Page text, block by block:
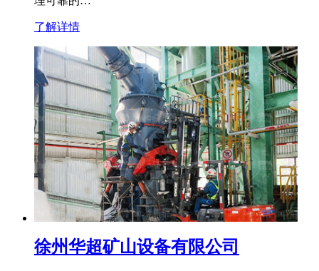
了解详情
徐州华超矿山设备有限公司